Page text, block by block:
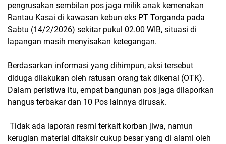
pengrusakan sembilan pos jaga milik anak kemenakan
Rantau Kasai di kawasan kebun eks PT Torganda pada
Sabtu (14/2/2026) sekitar pukul 02.00 WIB, situasi di
lapangan masih menyisakan ketegangan.
‎Berdasarkan informasi yang dihimpun, aksi tersebut
diduga dilakukan oleh ratusan orang tak dikenal (OTK).
Dalam peristiwa itu, empat bangunan pos jaga dilaporkan
hangus terbakar dan 10 Pos lainnya dirusak.
‎ Tidak ada laporan resmi terkait korban jiwa, namun
kerugian material ditaksir cukup besar yang di alami oleh